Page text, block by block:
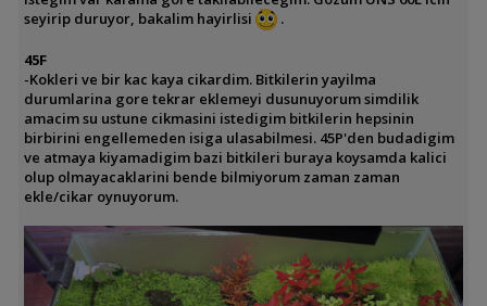
seyirip duruyor, bakalim hayirlisi
.
45F
-Kokleri ve bir kac kaya cikardim. Bitkilerin yayilma
durumlarina gore tekrar eklemeyi dusunuyorum simdilik
amacim su ustune cikmasini istedigim bitkilerin hepsinin
birbirini engellemeden isiga ulasabilmesi. 45P'den budadigim
ve atmaya kiyamadigim bazi bitkileri buraya koysamda kalici
olup olmayacaklarini bende bilmiyorum zaman zaman
ekle/cikar oynuyorum.